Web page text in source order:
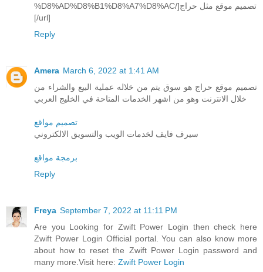
%D8%AD%D8%B1%D8%A7%D8%AC/]تصميم موقع مثل حراج
[/url]
Reply
Amera March 6, 2022 at 1:41 AM
تصميم موقع حراج هو سوق يتم من خلاله عملية البيع والشراء من
خلال الانترنت وهو من اشهر الخدمات المتاحة في الخليج العربي
تصميم مواقع
سيرف فايف لخدمات الويب والتسويق الالكتروني
برمجة مواقع
Reply
Freya September 7, 2022 at 11:11 PM
Are you Looking for Zwift Power Login then check here
Zwift Power Login Official portal. You can also know more
about how to reset the Zwift Power Login password and
many more.Visit here: Zwift Power Login